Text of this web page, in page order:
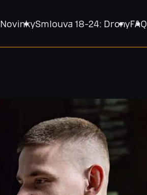
NovinkySmlouva 18-24: DronyFAQ